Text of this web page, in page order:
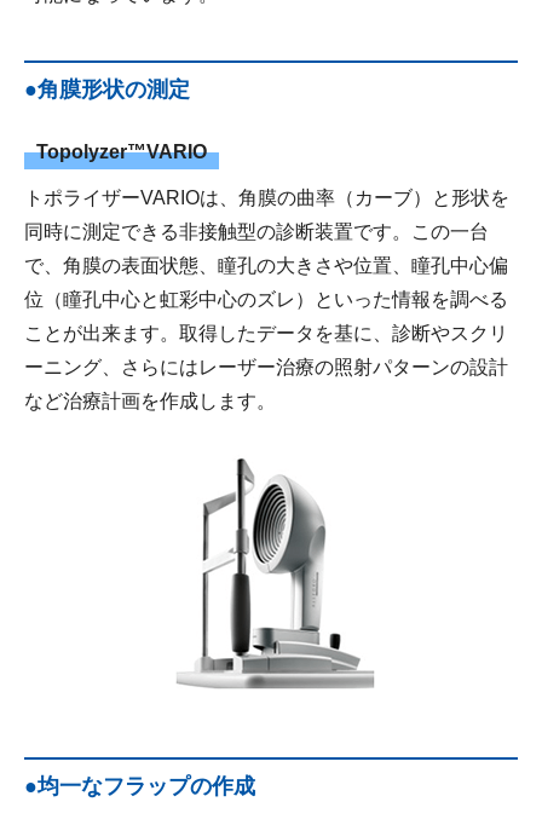
●角膜形状の測定
Topolyzer™VARIO
トポライザーVARIOは、角膜の曲率（カーブ）と形状を
同時に測定できる非接触型の診断装置です。この一台
で、角膜の表面状態、瞳孔の大きさや位置、瞳孔中心偏
位（瞳孔中心と虹彩中心のズレ）といった情報を調べる
ことが出来ます。取得したデータを基に、診断やスクリ
ーニング、さらにはレーザー治療の照射パターンの設計
など治療計画を作成します。
●均一なフラップの作成